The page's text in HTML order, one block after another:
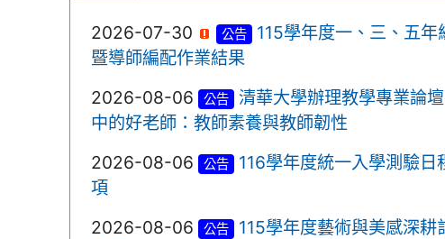
2026-07-30 公告
115學年度一、三、五年
暨導師編配作業結果
2026-08-06 公告
清華大學辦理教學專業論
中的好老師：教師素養與教師韌性
2026-08-06 公告
116學年度統一入學測驗日
項
2026-08-06 公告
115學年度藝術與美感深耕